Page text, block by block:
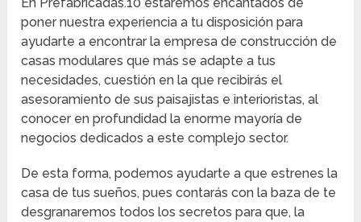
poner nuestra experiencia a tu disposición para
ayudarte a encontrar la empresa de construcción de
casas modulares que más se adapte a tus
necesidades, cuestión en la que recibirás el
asesoramiento de sus paisajistas e interioristas, al
conocer en profundidad la enorme mayoría de
negocios dedicados a este complejo sector.
De esta forma, podemos ayudarte a que estrenes la
casa de tus sueños, pues contarás con la baza de te
desgranaremos todos los secretos para que, la